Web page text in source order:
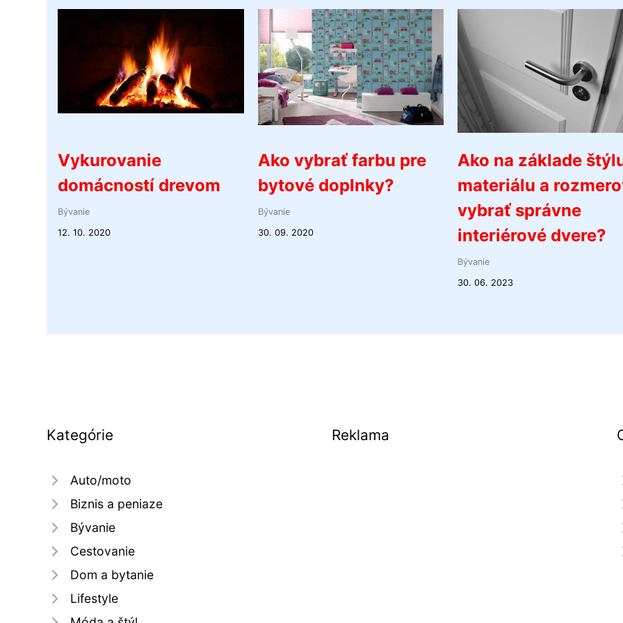
Vykurovanie
domácností drevom
Bývanie
12. 10. 2020
Ako vybrať farbu pre
bytové doplnky?
Bývanie
30. 09. 2020
Ako na základe
materiálu a
vybrať správne
interiérové dvere?
Bývanie
30. 06. 2023
Kategórie
Auto/moto
Biznis a peniaze
Bývanie
Cestovanie
Dom a bytanie
Lifestyle
Reklama